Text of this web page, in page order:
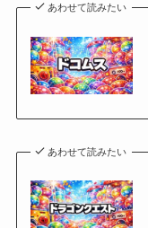
あわせて読みたい
あわせて読みたい